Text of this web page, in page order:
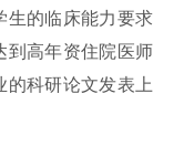
生的临床能力要求
到高年资住院医师
的科研论文发表上